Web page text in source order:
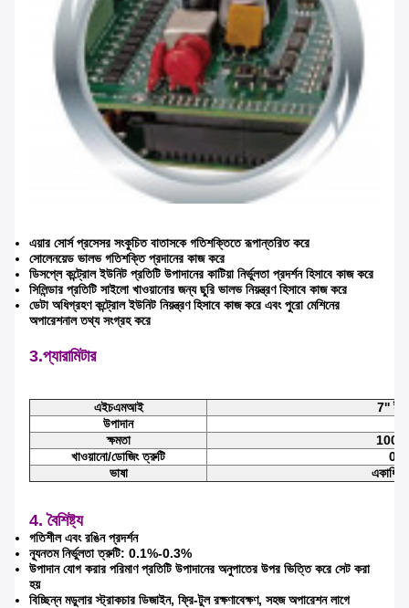
এয়ার সোর্স প্রসেসর সংকুচিত বাতাসকে গতিশক্তিতে রূপান্তরিত করে
সোলেনয়েড ভালভ গতিশক্তি প্রদানের কাজ করে
ডিসপ্লে কন্ট্রোল ইউনিট প্রতিটি উপাদানের কাটিয়া নির্ভুলতা প্রদর্শন হিসাবে কাজ করে
সিলিন্ডার প্রতিটি সাইলো খাওয়ানোর জন্য ছুরি ভালভ নিয়ন্ত্রণ হিসাবে কাজ করে
ডেটা অধিগ্রহণ কন্ট্রোল ইউনিট নিয়ন্ত্রণ হিসাবে কাজ করে এবং পুরো মেশিনের
অপারেশনাল তথ্য সংগ্রহ করে
3.প্যারামিটার
এইচএমআই
7''
উপাদান
ক্ষমতা
1000
খাওয়ানো/ডোজিং ত্রুটি
ভাষা
একাধিক
4. বৈশিষ্ট্য
গতিশীল এবং রঙিন প্রদর্শন
ন্যূনতম নির্ভুলতা ত্রুটি: 0.1%-0.3%
উপাদান যোগ করার পরিমাণ প্রতিটি উপাদানের অনুপাতের উপর ভিত্তি করে সেট করা
হয়
বিচ্ছিন্ন মডুলার স্ট্রাকচার ডিজাইন, ফ্রি-টুল রক্ষণাবেক্ষণ, সহজ অপারেশন লাগে